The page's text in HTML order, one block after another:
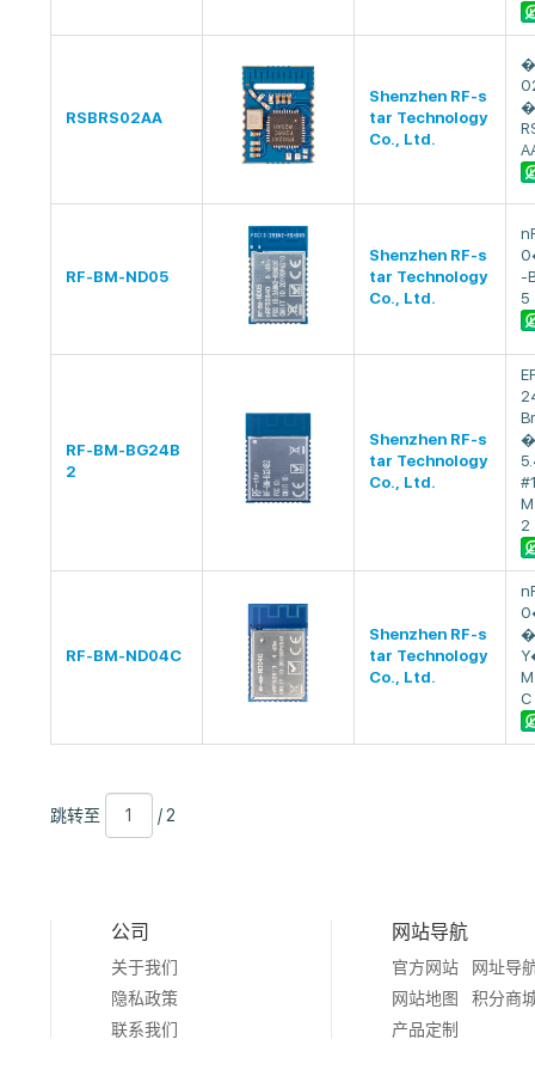
RSBRS02AA
Shenzhen RF-s
tar Technology
Co., Ltd.
RF-BM-ND05
Shenzhen RF-s
tar Technology
Co., Ltd.
-
5
RF-BM-BG24B
2
Shenzhen RF-s
tar Technology
Co., Ltd.
2
RF-BM-ND04C
Shenzhen RF-s
tar Technology
Co., Ltd.
C
跳
转
跳转至
2
/ 2
公司
关于我们
隐私政策
联系我们
网站导航
官方网站
网址导
网站地图
积分商
产品定制